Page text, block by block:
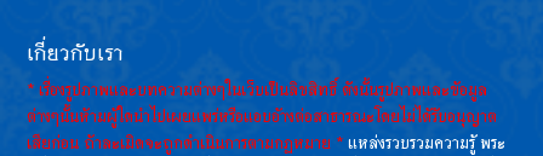
เกี่ยวกับเรา
* เรื่องรูปภาพและบทความต่างๆในเว็บเป็นลิขสิทธิ์ ดังนั้นรูปภาพและข้อมูล
ต่างๆนั้นห้ามผู้ใดนำไปเผยแพร่หรือแอบอ้างต่อสาธารณะโดยไม่ได้รับอนุญาต
เสียก่อน ถ้าละเมิดจะถูกดำเนินการตามกฏหมาย * แหล่งรวบรวมความรู้ พระ